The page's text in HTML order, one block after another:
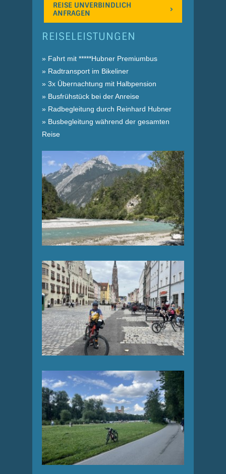
REISE UNVERBINDLICH
ANFRAGEN
REISELEISTUNGEN
» Fahrt mit *****Hubner Premiumbus
» Radtransport im Bikeliner
» 3x Übernachtung mit Halbpension
» Busfrühstück bei der Anreise
» Radbegleitung durch Reinhard Hubner
» Busbegleitung während der gesamten
Reise